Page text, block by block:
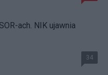
ach. NIK ujawnia
34